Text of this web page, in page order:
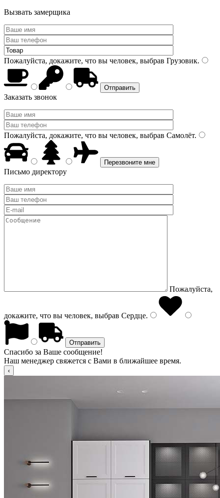
Вызвать замерщика
Пожалуйста, докажите, что вы человек, выбрав Грузовик.
Заказать звонок
Пожалуйста, докажите, что вы человек, выбрав Самолёт.
Письмо директору
Пожалуйста,
докажите, что вы человек, выбрав Сердце.
Спасибо за Ваше сообщение!
Наш менеджер свяжется с Вами в ближайшее время.